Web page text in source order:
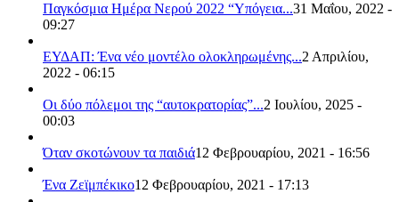
Παγκόσμια Ημέρα Νερού 2022 “Υπόγεια...31 Μαΐου, 2022 -
09:27
ΕΥΔΑΠ: Ένα νέο μοντέλο ολοκληρωμένης...2 Απριλίου,
2022 - 06:15
Οι δύο πόλεμοι της “αυτοκρατορίας”...2 Ιουλίου, 2025 -
00:03
Όταν σκοτώνουν τα παιδιά12 Φεβρουαρίου, 2021 - 16:56
Ένα Ζεϊμπέκικο12 Φεβρουαρίου, 2021 - 17:13